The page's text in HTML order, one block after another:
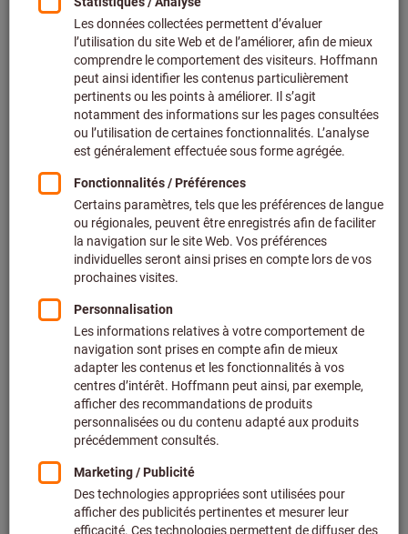
Prix par 1 Unité
+ TVA en vigueur
Prix et frais de livraison
Prix personnalisés pour les clients professionnels après
connexion.
Ajouter au panier
Délai de livraison estimé : 2 à 3 semaines
Veuillez noter le délai de livraison et les conseils
limités:
chez le fabricant, car il ne fait pas partie de notre
assortiment principal et n’est donc pas en stock chez
nous.Infos